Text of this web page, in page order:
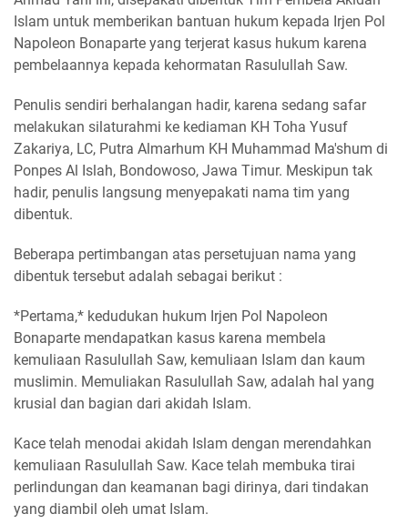
Islam untuk memberikan bantuan hukum kepada Irjen Pol
Napoleon Bonaparte yang terjerat kasus hukum karena
pembelaannya kepada kehormatan Rasulullah Saw.
Penulis sendiri berhalangan hadir, karena sedang safar
melakukan silaturahmi ke kediaman KH Toha Yusuf
Zakariya, LC, Putra Almarhum KH Muhammad Ma'shum di
Ponpes Al Islah, Bondowoso, Jawa Timur. Meskipun tak
hadir, penulis langsung menyepakati nama tim yang
dibentuk.
Beberapa pertimbangan atas persetujuan nama yang
dibentuk tersebut adalah sebagai berikut :
*Pertama,* kedudukan hukum Irjen Pol Napoleon
Bonaparte mendapatkan kasus karena membela
kemuliaan Rasulullah Saw, kemuliaan Islam dan kaum
muslimin. Memuliakan Rasulullah Saw, adalah hal yang
krusial dan bagian dari akidah Islam.
Kace telah menodai akidah Islam dengan merendahkan
kemuliaan Rasulullah Saw. Kace telah membuka tirai
perlindungan dan keamanan bagi dirinya, dari tindakan
yang diambil oleh umat Islam.